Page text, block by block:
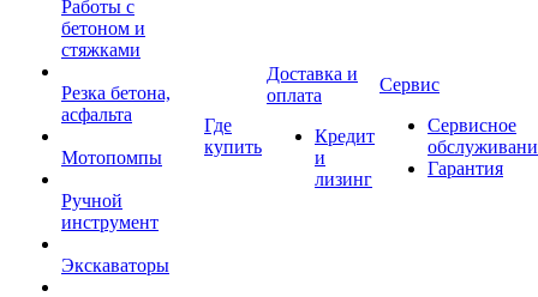
Работы с
бетоном и
стяжками
Резка бетона,
асфальта
Мотопомпы
Ручной
инструмент
Экскаваторы
Где
купить
Доставка и
оплата
Кредит
и
лизинг
Сервис
Сервисное
Гарантия